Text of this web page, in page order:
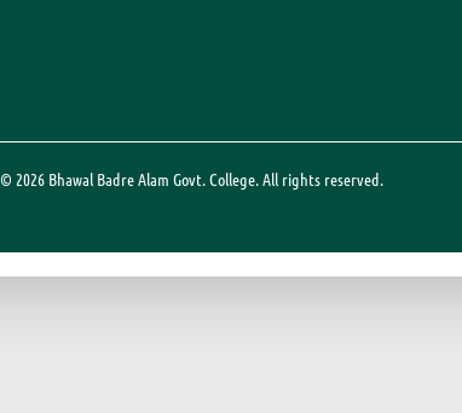
© 2026 Bhawal Badre Alam Govt. College. All rights reserved.